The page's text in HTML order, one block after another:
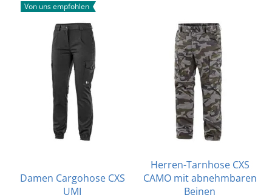
Von uns empfohlen
Damen Cargohose CXS
UMI
Herren-Tarnhose CXS
CAMO mit abnehmbaren
Beinen